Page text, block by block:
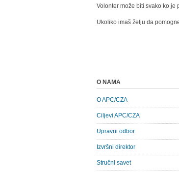
Volonter može biti svako ko
Ukoliko imaš želju da
O NAMA
O APC/CZA
Ciljevi APC/CZA
Upravni odbor
Izvršni direktor
Stručni savet